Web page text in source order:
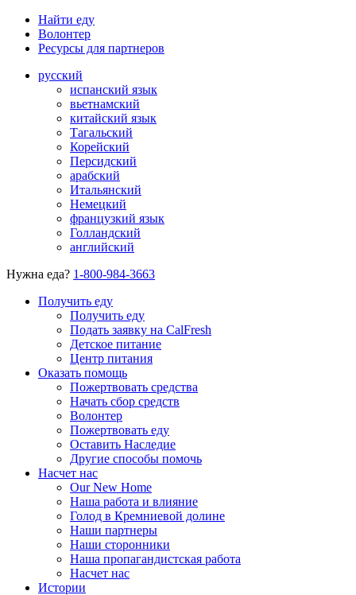
Найти еду
Волонтер
Ресурсы для партнеров
русский
испанский язык
вьетнамский
китайский язык
Тагальский
Корейский
Персидский
арабский
Итальянский
Немецкий
французкий язык
Голландский
английский
Нужна еда? 1-800-984-3663
Получить еду
Получить еду
Подать заявку на CalFresh
Детское питание
Центр питания
Оказать помощь
Пожертвовать средства
Начать сбор средств
Волонтер
Пожертвовать еду
Оставить Наследие
Другие способы помочь
Насчет нас
Our New Home
Наша работа и влияние
Голод в Кремниевой долине
Наши партнеры
Наши сторонники
Наша пропагандистская работа
Насчет нас
Истории